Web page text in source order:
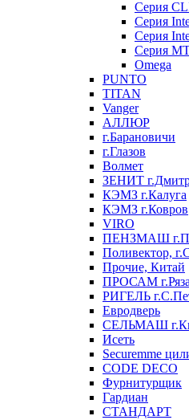
Серия
Серия
Серия
Серия
Omega
PUNTO
TITAN
Vanger
АЛЛЮР
г.Барановичи
г.Глазов
Волмет
ЗЕНИТ
КЭМЗ г.Калуга
КЭМЗ г.Ковров
VIRO
ПЕНЗМАШ
Поливектор,
Прочие, Китай
ПРОСАМ
РИГЕЛЬ
Евродверь
СЕЛЬМАШ
Исеть
Securemme
CODE DECO
Фурнитурщик
Гардиан
СТАНДАРТ